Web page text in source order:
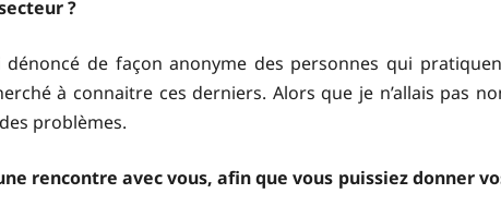
?
dénoncé de façon anonyme des personnes qui
à connaitre ces derniers. Alors que je n’allais pas
problèmes.
rencontre avec vous, afin que vous puissiez donner